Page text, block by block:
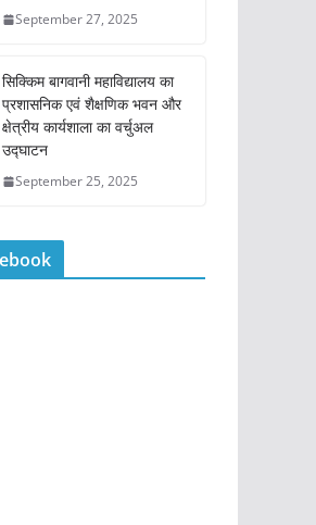
September 27, 2025
सिक्किम बागवानी महाविद्यालय का
प्रशासनिक एवं शैक्षणिक भवन और
क्षेत्रीय कार्यशाला का वर्चुअल
उद्घाटन
September 25, 2025